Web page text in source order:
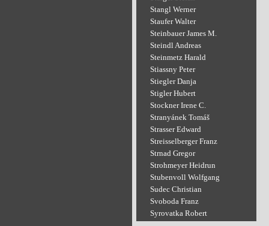
Stangl Werner
Staufer Walter
Steinbauer James M.
Steindl Andreas
Steinmetz Harald
Stiassny Peter
Stiegler Danja
Stigler Hubert
Stockner Irene C.
Stranyánek Tomáš
Strasser Edward
Streisselberger Franz
Strnad Gregor
Strohmeyer Heidrun
Stubenvoll Wolfgang
Sudec Christian
Svoboda Franz
Syrovatka Robert